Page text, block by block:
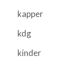
kapper
kdg
kinder